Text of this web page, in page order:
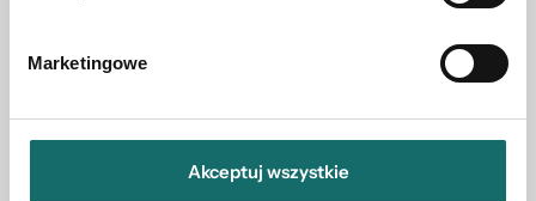
Marketingowe
Akceptuj wszystkie